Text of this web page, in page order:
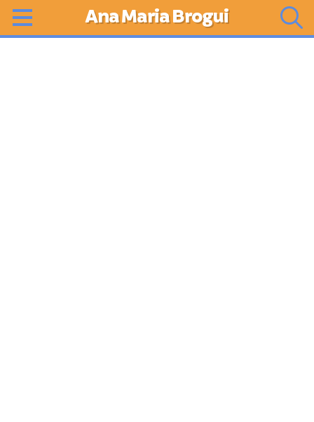
Ana Maria Brogui